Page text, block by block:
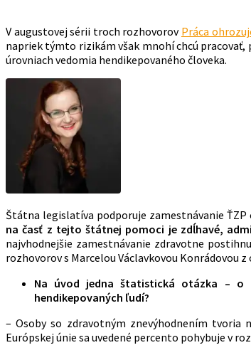
V augustovej sérii troch rozhovorov Práca
napriek týmto rizikám však mnohí chcú pracovať,
úrovniach vedomia hendikepovaného človeka.
Štátna legislatíva podporuje zamestnávanie
na časť z tejto štátnej pomoci je zdĺhavé,
najvhodnejšie zamestnávanie zdravotne
rozhovorov s Marcelou Václavkovou Konrádovou
Na úvod jedna štatistická otázka – o
hendikepovaných ľudí?
– Osoby so zdravotným znevýhodnením tvoria
Európskej únie sa uvedené percento pohybuje v